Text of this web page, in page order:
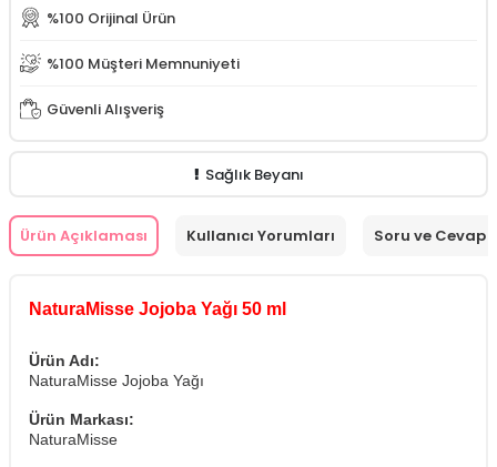
%100 Orijinal Ürün
%100 Müşteri Memnuniyeti
Güvenli Alışveriş
Sağlık Beyanı
Ürün Açıklaması Kullanıcı Yorumları Soru ve Cevap
NaturaMisse Jojoba Yağı 50 ml
Ürün Adı:
NaturaMisse Jojoba Yağı
Ürün Markası:
NaturaMisse